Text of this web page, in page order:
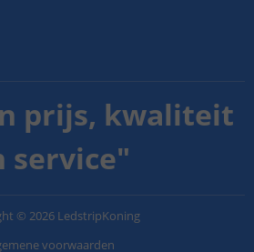
prijs, kwaliteit
service"
© 2026 LedstripKoning
voorwaarden